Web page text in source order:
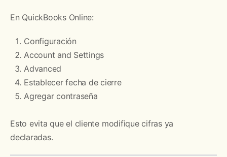
En QuickBooks Online:
Configuración
Account and Settings
Advanced
Establecer fecha de cierre
Agregar contraseña
Esto evita que el cliente modifique cifras ya
declaradas.